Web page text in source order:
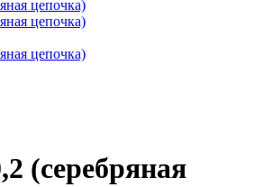
(серебряная